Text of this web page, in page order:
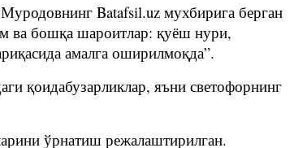
Batafsil.uz мухбирига берган
ва бошқа шароитлар: қуёш нури,
амалга оширилмоқда”.
қоидабузарликлар, яъни светофорнинг
ўрнатиш режалаштирилган.